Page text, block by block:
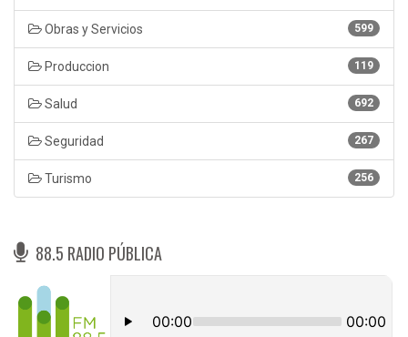
599
Obras y Servicios
119
Produccion
692
Salud
267
Seguridad
256
Turismo
88.5 RADIO PÚBLICA